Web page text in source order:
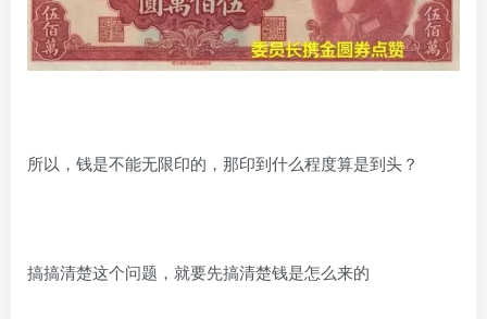
所以，钱是不能无限印的，那印到什么程度算是到头？
搞搞清楚这个问题，就要先搞清楚钱是怎么来的